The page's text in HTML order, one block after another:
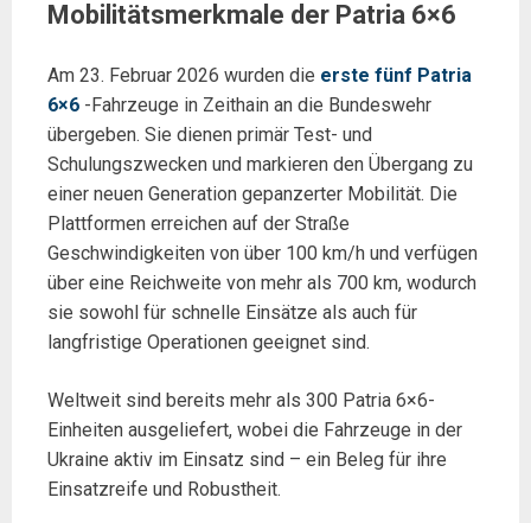
Mobilitätsmerkmale der Patria 6×6
Am 23. Februar 2026 wurden die erste fünf Patria
6×6 -Fahrzeuge in Zeithain an die Bundeswehr
übergeben. Sie dienen primär Test- und
Schulungszwecken und markieren den Übergang zu
einer neuen Generation gepanzerter Mobilität. Die
Plattformen erreichen auf der Straße
Geschwindigkeiten von über 100 km/h und verfügen
über eine Reichweite von mehr als 700 km, wodurch
sie sowohl für schnelle Einsätze als auch für
langfristige Operationen geeignet sind.
Weltweit sind bereits mehr als 300 Patria 6×6-
Einheiten ausgeliefert, wobei die Fahrzeuge in der
Ukraine aktiv im Einsatz sind – ein Beleg für ihre
Einsatzreife und Robustheit.